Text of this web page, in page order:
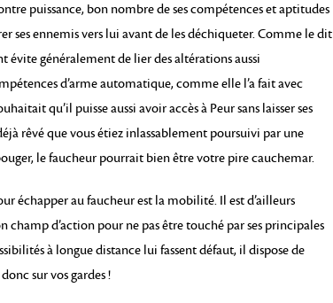
puissance, bon nombre de ses compétences et aptitudes
ses ennemis vers lui avant de les déchiqueter. Comme le dit
évite généralement de lier des altérations aussi
d’arme automatique, comme elle l’a fait avec
qu’il puisse aussi avoir accès à Peur sans laisser ses
rêvé que vous étiez inlassablement poursuivi par une
le faucheur pourrait bien être votre pire cauchemar.
échapper au faucheur est la mobilité. Il est d’ailleurs
champ d’action pour ne pas être touché par ses principales
à longue distance lui fassent défaut, il dispose de
sur vos gardes !